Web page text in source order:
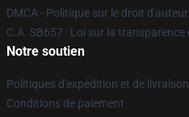
DMCA - Politique sur le droit d'auteur
C.A. SB657 : Loi sur la
Notre soutien
Politiques d'expédition et de livraison
Conditions de paiement